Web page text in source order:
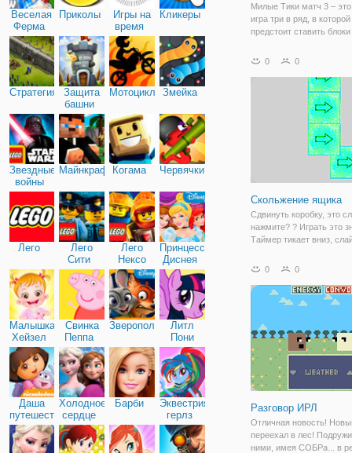
Веселая
Ферма
Приколы
Игры на
время
Кликеры
Стратегия
Защита
башни
МотоциклыЗмейка
Звездные
войны
МайнкрафтКогама Червячки
Лего
Лего
Сити
Лего
Нексо
Найтс
Принцессы
Диснея
Малышка
Хейзел
Свинка
Пеппа
Зверополис
Литл
Пони
Дружба
Даша
путешественница
Холодное
сердце
Барби
Эквестрия
герлз
Милые Тики матч 3 – это
игра три в ряд, в
предстоит ставить блоки
больше, чтобы достичь
на счет шкалы слева не
0 0
Скольжение ящика
Сдвинуть коробку, это
нажмите? ? Играть это
Таймер тикает вниз,
на тот же режиссер
от стека. Слайд
достичь
0 0
Разговор ИРЛ
Отличная новость!
переехал в лес!
ними, имея СОБРа... в